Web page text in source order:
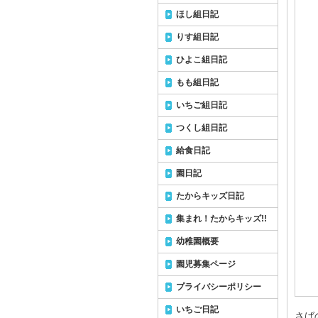
ほし組日記
りす組日記
ひよこ組日記
もも組日記
いちご組日記
つくし組日記
給食日記
園日記
たからキッズ日記
集まれ！たからキッズ!!
幼稚園概要
園児募集ページ
プライバシーポリシー
いちご日記